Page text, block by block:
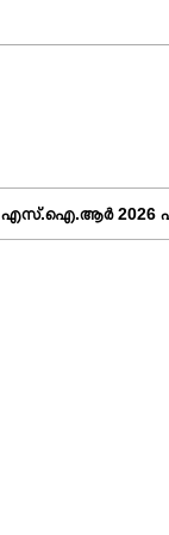
എസ്.ഐ.ആർ 2026 എ